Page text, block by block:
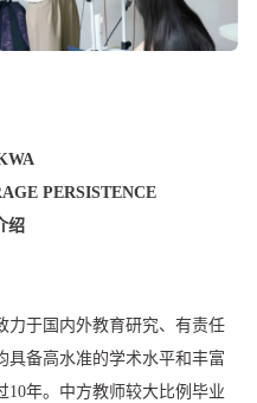
PERSISTENCE
绍
力于国内外教育研究、有责任
具备高水准的学术水平和丰富
10年。中方教师较大比例毕业